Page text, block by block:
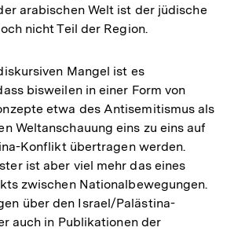
der
Fußnote
arabischen Welt ist der jüdische
nicht Teil der Region.
Mangel ist es
bisweilen in einer Form von
etwa des Antisemitismus als
Weltanschauung eins zu eins auf
Konflikt übertragen werden.
ist aber viel mehr das eines
zwischen Nationalbewegungen.
über den Israel/Palästina-
auch in Publikationen der